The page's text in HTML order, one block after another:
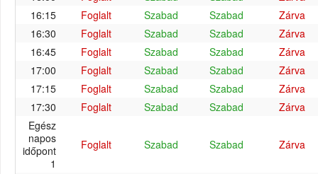
16:15
Foglalt Szabad Szabad
Zárva
16:30
Foglalt Szabad Szabad
Zárva
16:45
Foglalt Szabad Szabad
Zárva
17:00
Foglalt Szabad Szabad
Zárva
17:15
Foglalt Szabad Szabad
Zárva
17:30
Foglalt Szabad Szabad
Zárva
Egész
napos
időpont
1
Foglalt Szabad Szabad Zárva